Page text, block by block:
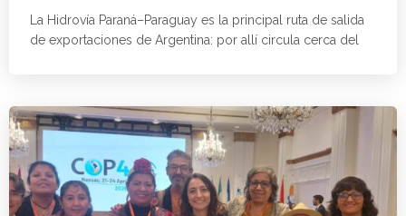
La Hidrovía Paraná–Paraguay es la principal ruta de salida
de exportaciones de Argentina: por allí circula cerca del